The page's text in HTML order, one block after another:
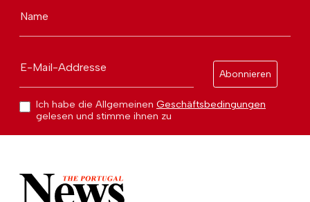
Name
E-Mail-Addresse
Abonnieren
Ich habe die Allgemeinen Geschäftsbedingungen
gelesen und stimme ihnen zu